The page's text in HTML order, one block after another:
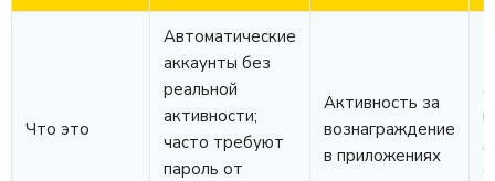
Что это
Автоматические
аккаунты без
реальной
активности;
часто требуют
пароль от
Активность за
вознаграждение
в приложениях